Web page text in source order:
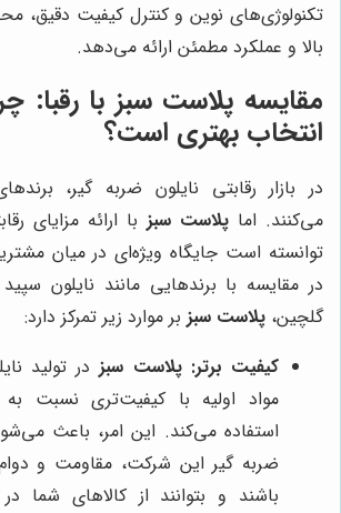
تکنولوژی‌های نوین و کنترل کیفیت دقیق،
بالا و عملکرد مطمئن ارائه می‌دهد.
مقایسه پلاست سبز با رقبا:
انتخاب بهتری است؟
در بازار رقابتی نایلون ضربه گیر،
می‌کنند. اما پلاست سبز با ارائه مزایای
توانسته است جایگاه ویژه‌ای در میان
در مقایسه با برندهایی مانند نایلون
گلچین، پلاست سبز بر موارد زیر تمرکز دارد:
کیفیت برتر: پلاست سبزدر تولید
مواد اولیه با کیفیت‌تری نسبت به
استفاده می‌کند. این امر، باعث
ضربه گیر این شرکت، مقاومت و
باشند و بتوانند از کالاهای شما